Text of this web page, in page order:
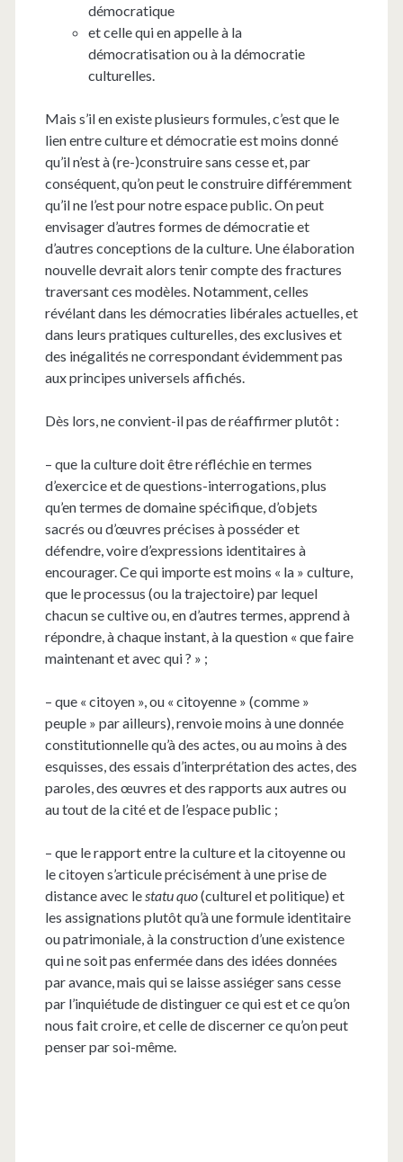
démocratique
et celle qui en appelle à la
démocratisation ou à la démocratie
culturelles.
Mais s’il en existe plusieurs formules, c’est que le
lien entre culture et démocratie est moins donné
qu’il n’est à (re-)construire sans cesse et, par
conséquent, qu’on peut le construire différemment
qu’il ne l’est pour notre espace public. On peut
envisager d’autres formes de démocratie et
d’autres conceptions de la culture. Une élaboration
nouvelle devrait alors tenir compte des fractures
traversant ces modèles. Notamment, celles
révélant dans les démocraties libérales actuelles, et
dans leurs pratiques culturelles, des exclusives et
des inégalités ne correspondant évidemment pas
aux principes universels affichés.
Dès lors, ne convient-il pas de réaffirmer plutôt :
– que la culture doit être réfléchie en termes
d’exercice et de questions-interrogations, plus
qu’en termes de domaine spécifique, d’objets
sacrés ou d’œuvres précises à posséder et
défendre, voire d’expressions identitaires à
encourager. Ce qui importe est moins « la » culture,
que le processus (ou la trajectoire) par lequel
chacun se cultive ou, en d’autres termes, apprend à
répondre, à chaque instant, à la question « que faire
maintenant et avec qui ? » ;
– que « citoyen », ou « citoyenne » (comme »
peuple » par ailleurs), renvoie moins à une donnée
constitutionnelle qu’à des actes, ou au moins à des
esquisses, des essais d’interprétation des actes, des
paroles, des œuvres et des rapports aux autres ou
au tout de la cité et de l’espace public ;
– que le rapport entre la culture et la citoyenne ou
le citoyen s’articule précisément à une prise de
distance avec lestatu quo(culturel et politique) et
les assignations plutôt qu’à une formule identitaire
ou patrimoniale, à la construction d’une existence
qui ne soit pas enfermée dans des idées données
par avance, mais qui se laisse assiéger sans cesse
par l’inquiétude de distinguer ce qui est et ce qu’on
nous fait croire, et celle de discerner ce qu’on peut
penser par soi-même.